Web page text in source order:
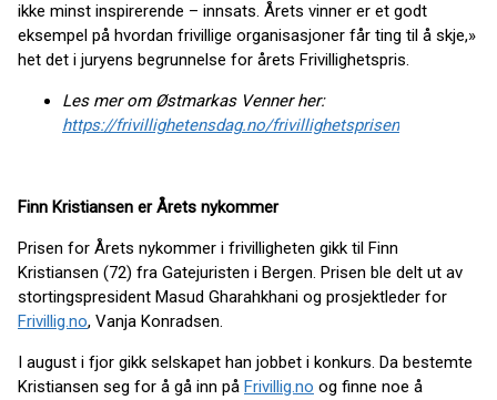
ikke minst inspirerende – innsats. Årets vinner er et godt
eksempel på hvordan frivillige organisasjoner får ting til å skje,»
het det i juryens begrunnelse for årets Frivillighetspris.
Les mer om Østmarkas Venner her:
https://frivillighetensdag.no/frivillighetsprisen
Finn Kristiansen er Årets nykommer
Prisen for Årets nykommer i frivilligheten gikk til Finn
Kristiansen (72) fra Gatejuristen i Bergen. Prisen ble delt ut av
stortingspresident Masud Gharahkhani og prosjektleder for
Frivillig.no, Vanja Konradsen.
I august i fjor gikk selskapet han jobbet i konkurs. Da bestemte
Kristiansen seg for å gå inn på Frivillig.no og finne noe å